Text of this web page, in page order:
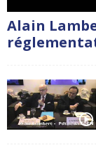
Alain